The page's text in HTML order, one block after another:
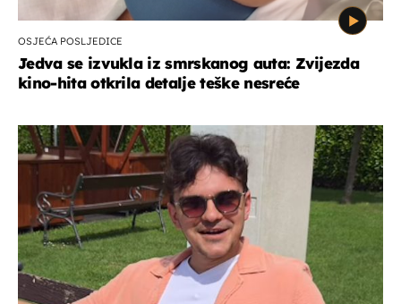
OSJEĆA POSLJEDICE
Jedva se izvukla iz smrskanog auta: Zvijezda
kino-hita otkrila detalje teške nesreće